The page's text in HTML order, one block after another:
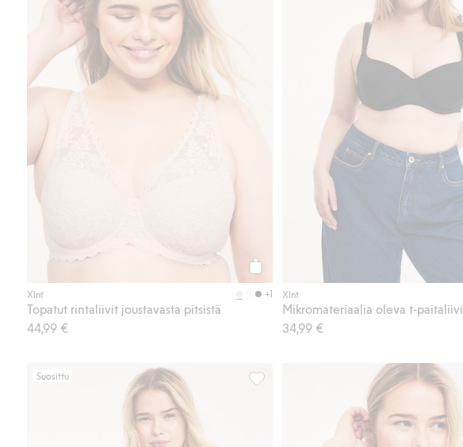
Osta
Xlnt +1
Topatut rintaliivit joustavasta pitsistä
44,99 €
Xlnt
Mikromateriaalia oleva t-paitaliivi
34,99 €
Suosittu
Saumattomat bokserit, Lisää suosikkeihin